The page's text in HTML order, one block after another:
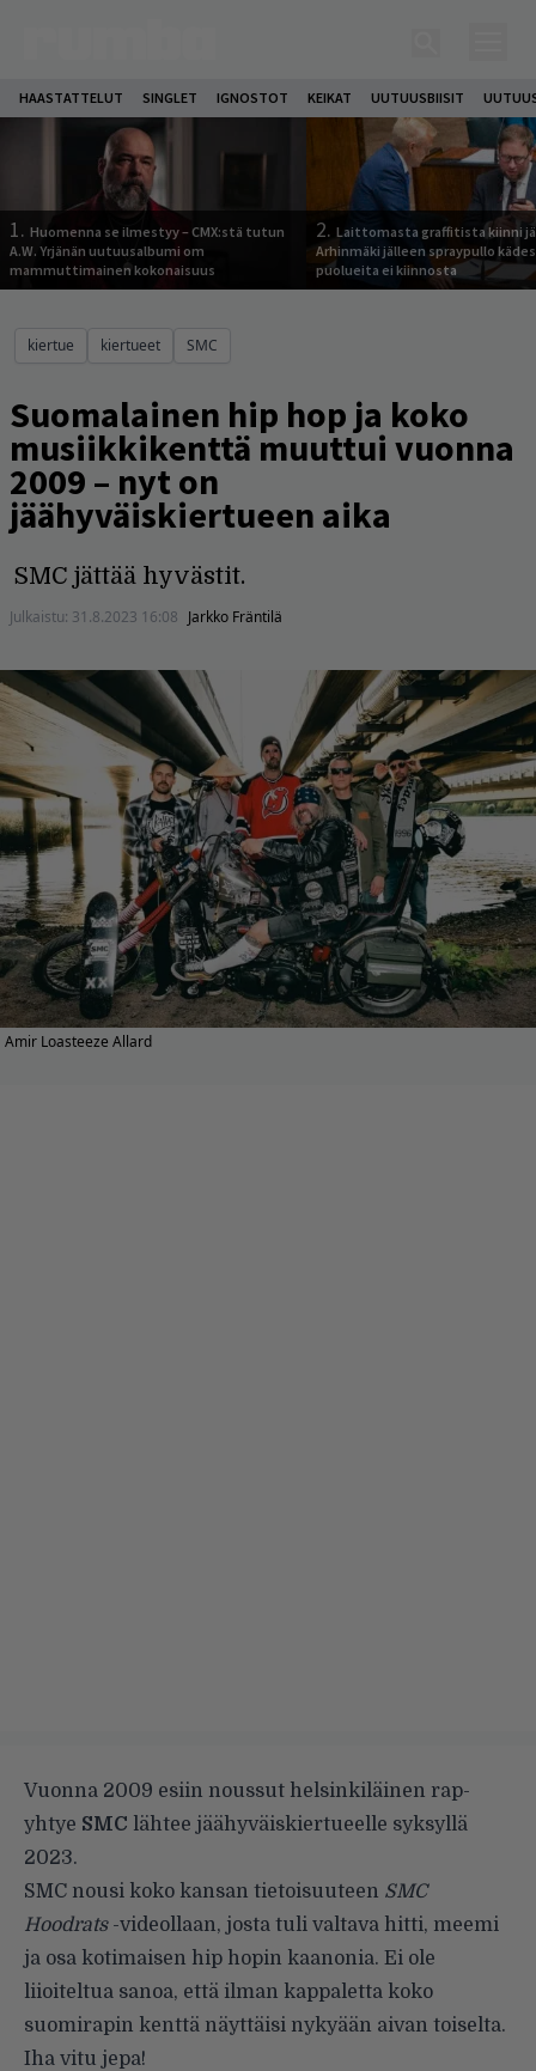
HAASTATTELUT SINGLET IGNOSTOT KEIKAT UUTUUSBIISIT
1. Huomenna se ilmestyy – CMX:stä tutun
A.W. Yrjänän uutuusalbumi om
mammuttimainen kokonaisuus
2. Laittomasta graffitista kiinni
Arhinmäki jälleen spraypullo
puolueita ei kiinnosta
kiertue kiertueet SMC
Suomalainen hip hop ja koko
musiikkikenttä muuttui vuonna
2009 – nyt on
jäähyväiskiertueen aika
SMC jättää hyvästit.
Julkaistu: 31.8.2023 16:08 Jarkko Fräntilä
Amir Loasteeze Allard
Vuonna 2009 esiin noussut helsinkiläinen rap-
yhtye SMC lähtee jäähyväiskiertueelle syksyllä
2023.
SMC nousi koko kansan tietoisuuteen SMC
Hoodrats-videollaan, josta tuli valtava hitti, meemi
ja osa kotimaisen hip hopin kaanonia. Ei ole
liioiteltua sanoa, että ilman kappaletta koko
suomirapin kenttä näyttäisi nykyään aivan toiselta.
Iha vitu jepa!